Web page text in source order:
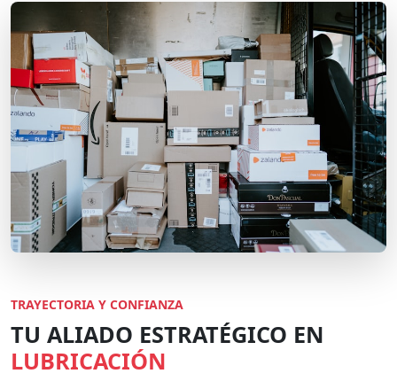
TRAYECTORIA Y CONFIANZA
TU ALIADO ESTRATÉGICO EN
LUBRICACIÓN